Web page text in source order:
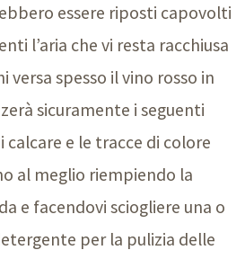
essere riposti capovolti
l’aria che vi resta racchiusa
versa spesso il vino rosso in
sicuramente i seguenti
calcare e le tracce di colore
al meglio riempiendo la
e facendovi sciogliere una o
per la pulizia delle